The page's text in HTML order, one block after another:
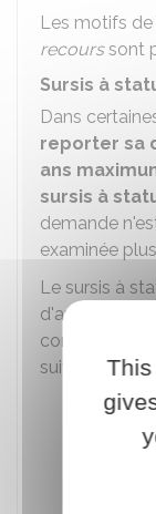
Les motifs
recourssont
Sursis à
Dans
reporter sa
ans
sursis à
demande
examinée
Le sursis à
d'autorisation
constructions
suivants :